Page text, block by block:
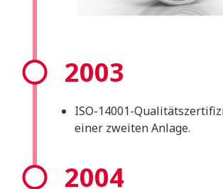
2003
ISO-14001-
einer zweiten Anlage.
2004